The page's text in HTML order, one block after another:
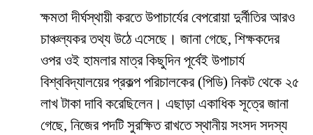
​ক্ষমতা দীর্ঘস্থায়ী করতে উপাচার্যের বেপরোয়া দুর্নীতির আরও
চাঞ্চল্যকর তথ্য উঠে এসেছে। জানা গেছে, শিক্ষকদের
ওপর ওই হামলার মাত্র কিছুদিন পূর্বেই উপাচার্য
বিশ্ববিদ্যালয়ের প্রকল্প পরিচালকের (পিডি) নিকট থেকে ২৫
লাখ টাকা দাবি করেছিলেন। এছাড়া একাধিক সূত্রে জানা
গেছে, নিজের পদটি সুরক্ষিত রাখতে স্থানীয় সংসদ সদস্য